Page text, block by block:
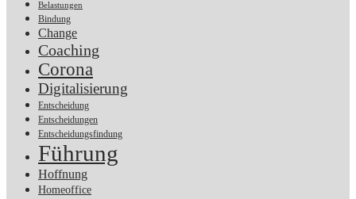
Belastungen
Bindung
Change
Coaching
Corona
Digitalisierung
Entscheidung
Entscheidungen
Entscheidungsfindung
Führung
Hoffnung
Homeoffice